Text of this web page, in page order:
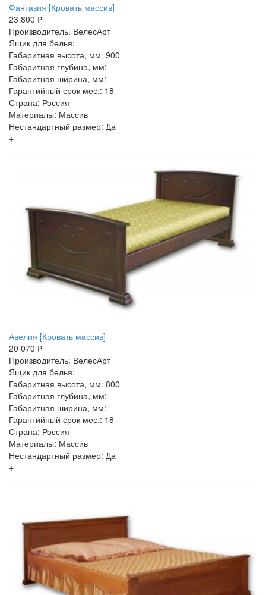
Фантазия [Кровать массив]
23 800 ₽
Производитель: ВелесАрт
Ящик для белья:
Габаритная высота, мм: 900
Габаритная глубина, мм:
Габаритная ширина, мм:
Гарантийный срок мес.: 18
Страна: Россия
Материалы: Массив
Нестандартный размер: Да
+
Авелия [Кровать массив]
20 070 ₽
Производитель: ВелесАрт
Ящик для белья:
Габаритная высота, мм: 800
Габаритная глубина, мм:
Габаритная ширина, мм:
Гарантийный срок мес.: 18
Страна: Россия
Материалы: Массив
Нестандартный размер: Да
+